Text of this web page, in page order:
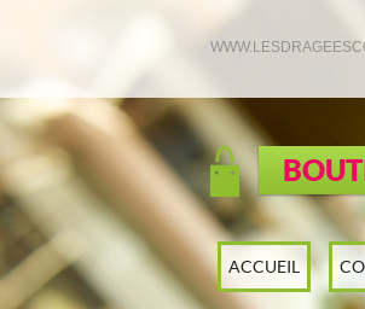
ACCUEIL